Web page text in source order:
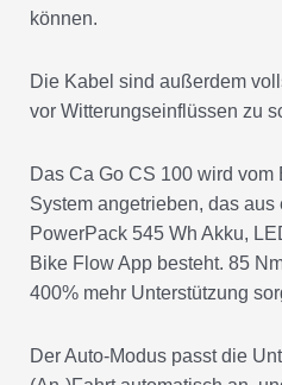
können.
Die Kabel sind außerdem
vor Witterungseinflüssen zu
Das Ca Go CS 100 wird
System angetrieben, das
PowerPack 545 Wh Akku,
Bike Flow App besteht. 85
400% mehr Unterstützung
Der Auto-Modus passt die